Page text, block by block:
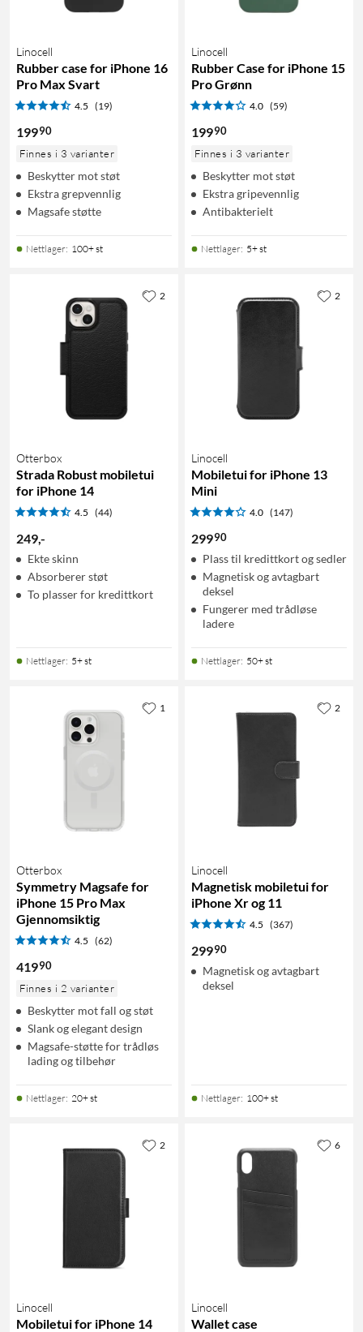
Linocell
Rubber case for iPhone 16
Pro Max Svart
4.5 (19)
19990
Finnes i 3 varianter
Beskytter mot støt
Ekstra grepvennlig
Magsafe støtte
Nettlager: 100+ st
Linocell
Rubber Case for iPhone 15
Pro Grønn
4.0 (59)
19990
Finnes i 3 varianter
Beskytter mot støt
Ekstra gripevennlig
Antibakterielt
Nettlager: 5+ st
Otterbox
Strada Robust mobiletui
for iPhone 14
4.5 (44)
249,-
Ekte skinn
Absorberer støt
To plasser for kredittkort
Nettlager: 5+ st
2
Linocell
Mobiletui for iPhone 13
Mini
4.0 (147)
29990
Plass til kredittkort og sedler
Magnetisk og avtagbart
deksel
Fungerer med trådløse
ladere
Nettlager: 50+ st
2
Otterbox
Symmetry Magsafe for
iPhone 15 Pro Max
Gjennomsiktig
4.5 (62)
41990
Finnes i 2 varianter
Beskytter mot fall og støt
Slank og elegant design
Magsafe-støtte for trådløs
lading og tilbehør
Nettlager: 20+ st
1
Linocell
Magnetisk mobiletui for
iPhone Xr og 11
4.5 (367)
29990
Magnetisk og avtagbart
deksel
Nettlager: 100+ st
2
Linocell
Mobiletui for iPhone 14
2
Linocell
Wallet case
6